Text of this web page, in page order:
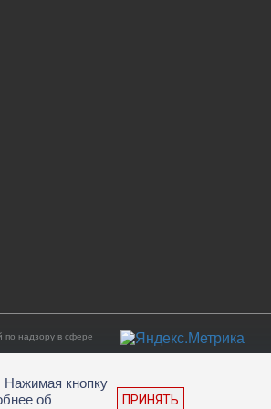
надзору в сфере
Нажимая кнопку
об
ПРИНЯТЬ